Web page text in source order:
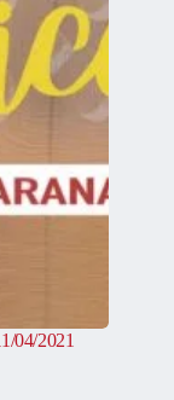
04/2021